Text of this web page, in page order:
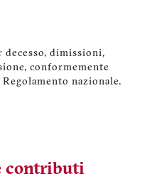
decesso, dimissioni,
conformemente
nazionale.
contributi